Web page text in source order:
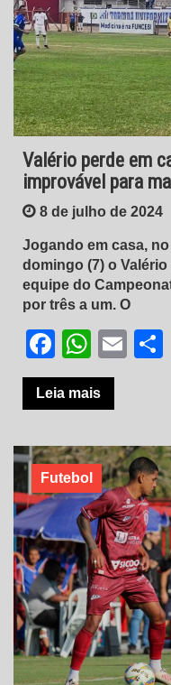
Valério perde em
improvável para
8 de julho de 2024
Jogando em casa,
domingo (7) o
equipe do
por três a um. O
Leia mais
Futebol